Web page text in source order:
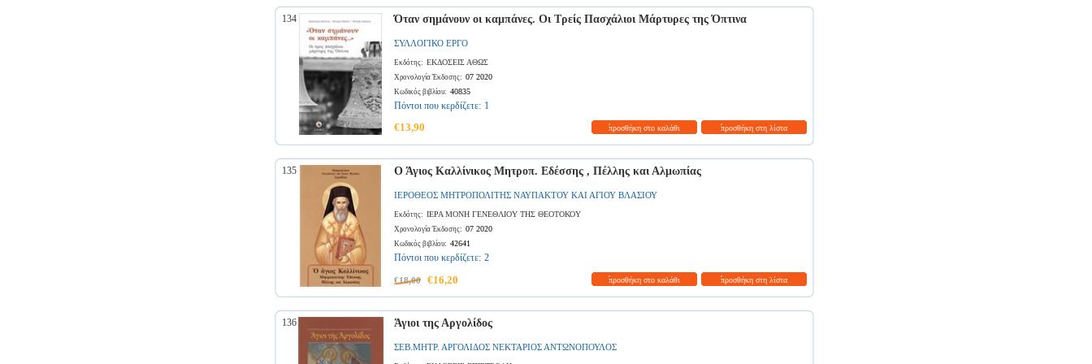
134 Όταν σημάνουν οι καμπάνες. Οι Τρείς Πασχάλιοι Μάρτυρες της Όπτινα
ΣΥΛΛΟΓΙΚΟ ΕΡΓΟ
Εκδότης: ΕΚΔΟΣΕΙΣ ΑΘΩΣ
Χρονολογία Έκδοσης: 07 2020
Κωδικός βιβλίου: 40835
Πόντοι που κερδίζετε: 1
€13,90 προσθήκη στο καλάθι προσθήκη στη λίστα
135 Ο Άγιος Καλλίνικος Μητροπ. Εδέσσης , Πέλλης και Αλμωπίας
ΙΕΡΟΘΕΟΣ ΜΗΤΡΟΠΟΛΙΤΗΣ ΝΑΥΠΑΚΤΟΥ ΚΑΙ ΑΓΙΟΥ ΒΛΑΣΙΟΥ
Εκδότης: ΙΕΡΑ ΜΟΝΗ ΓΕΝΕΘΛΙΟΥ ΤΗΣ ΘΕΟΤΟΚΟΥ
Χρονολογία Έκδοσης: 07 2020
Κωδικός βιβλίου: 42641
Πόντοι που κερδίζετε: 2
€18,00 €16,20 προσθήκη στο καλάθι προσθήκη στη λίστα
136 Άγιοι της Αργολίδος
ΣΕΒ.ΜΗΤΡ. ΑΡΓΟΛΙΔΟΣ ΝΕΚΤΑΡΙΟΣ ΑΝΤΩΝΟΠΟΥΛΟΣ